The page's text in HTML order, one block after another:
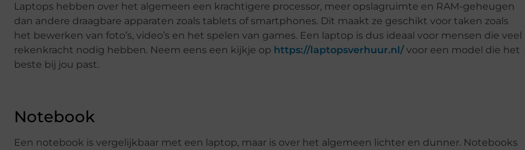
Laptops hebben over het algemeen een krachtigere processor, meer opslagruimte en RAM-geheugen
dan andere draagbare apparaten zoals tablets of smartphones. Dit maakt ze geschikt voor taken zoals
het bewerken van foto’s, video’s en het spelen van games. Een laptop is dus ideaal voor mensen die veel
rekenkracht nodig hebben. Neem eens een kijkje op https://laptopsverhuur.nl/ voor een model die het
beste bij jou past.
Notebook
Een notebook is vergelijkbaar met een laptop, maar is over het algemeen lichter en dunner. Notebooks